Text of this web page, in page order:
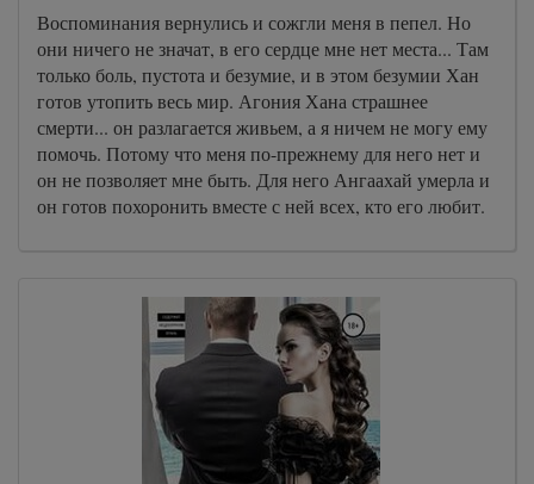
Воспоминания вернулись и сожгли меня в пепел. Но
они ничего не значат, в его сердце мне нет места... Там
только боль, пустота и безумие, и в этом безумии Хан
готов утопить весь мир. Агония Хана страшнее
смерти... он разлагается живьем, а я ничем не могу ему
помочь. Потому что меня по-прежнему для него нет и
он не позволяет мне быть. Для него Ангаахай умерла и
он готов похоронить вместе с ней всех, кто его любит.